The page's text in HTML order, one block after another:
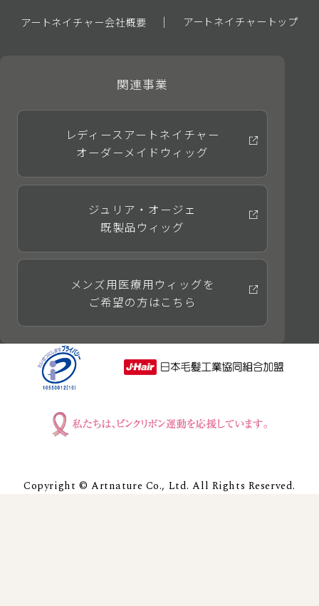
アートネイチャー会社概要 アートネイチャートップ
関連事業
レディースアートネイチャー
オーダーメイドウィッグ
ジュリア・オージェ
既製品ウィッグ
メンズ用医療用ウィッグを
ご希望の方はこちら
Copyright © Artnature Co., Ltd. All Rights Reserved.